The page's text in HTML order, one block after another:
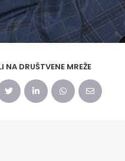
NA DRUŠTVENE MREŽE